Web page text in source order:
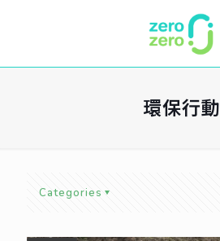
環保行動
Categories